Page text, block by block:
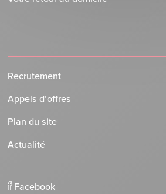
Recrutement
Appels d’offres
Plan du site
Actualité
Facebook